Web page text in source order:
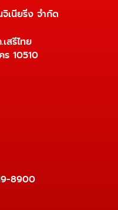
เนียริ่ง จำกัด
สรีไทย
10510
8900